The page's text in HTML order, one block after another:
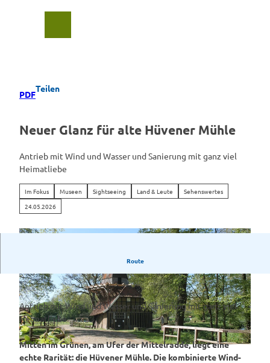
PDF
Teilen
Neuer Glanz für alte Hüvener Mühle
Antrieb mit Wind und Wasser und Sanierung mit ganz viel
Heimatliebe
Im Fokus Museen Sightseeing Land & Leute
Sehenswertes
24.05.2026
© Emsland Tourismus GmbH |CC-BY-SA
Route
Antrieb mit Wind und Wasser und Sanierung mit ganz viel
Heimatliebe
Mitten im Grünen, am Ufer der Mittelradde, liegt eine
echte Rarität: die Hüvener Mühle. Die kombinierte Wind-